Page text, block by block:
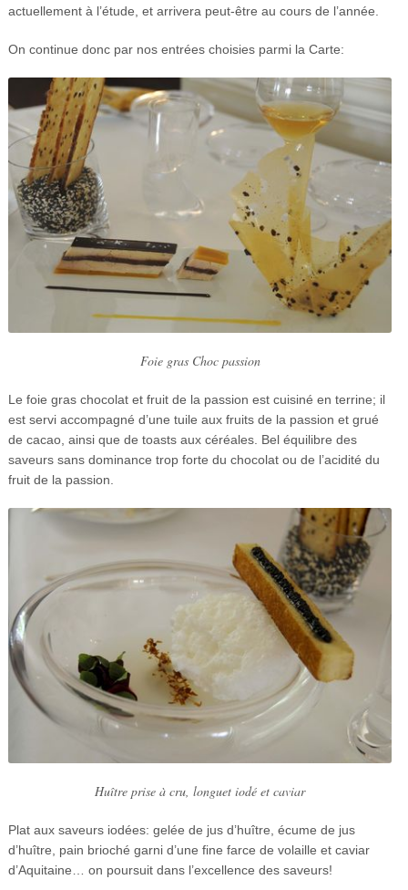
actuellement à l’étude, et arrivera peut-être au cours de l’année.
On continue donc par nos entrées choisies parmi la Carte:
Foie gras Choc passion
Le foie gras chocolat et fruit de la passion est cuisiné en terrine; il
est servi accompagné d’une tuile aux fruits de la passion et grué
de cacao, ainsi que de toasts aux céréales. Bel équilibre des
saveurs sans dominance trop forte du chocolat ou de l’acidité du
fruit de la passion.
Huître prise à cru, longuet iodé et caviar
Plat aux saveurs iodées: gelée de jus d’huître, écume de jus
d’huître, pain brioché garni d’une fine farce de volaille et caviar
d’Aquitaine… on poursuit dans l’excellence des saveurs!